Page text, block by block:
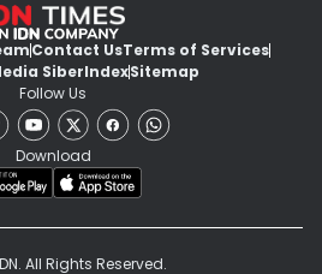
Contact UsTerms of Services
SiberIndexSitemap
Follow Us
Download
All Rights Reserved.